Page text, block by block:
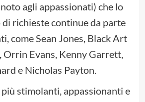
agli appassionati) che lo
richieste continue da parte
come Sean Jones, Black Art
Orrin Evans, Kenny Garrett,
e Nicholas Payton.
stimolanti, appassionanti e